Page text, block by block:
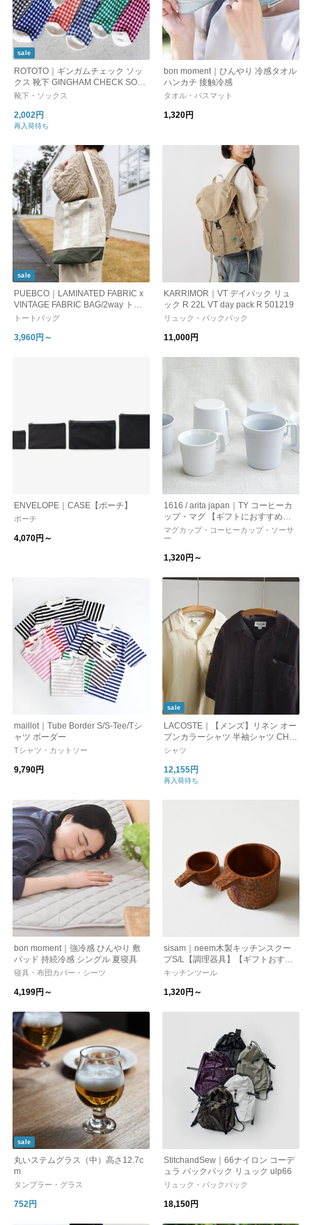
sale
ROTOTO｜ギンガムチェック ソッ
クス 靴下 GINGHAM CHECK SOC
KS ギフト プレゼント R1506-SS25
靴下・ソックス
2,002円
再入荷待ち
bon moment｜ひんやり 冷感タオル
ハンカチ 接触冷感
タオル・バスマット
1,320円
sale
PUEBCO｜LAMINATED FABRIC x
VINTAGE FABRIC BAG/2way トー
トバッグ ショルダーバッグ
トートバッグ
3,960円～
KARRIMOR｜VT デイパック リュ
ック R 22L VT day pack R 501219
リュック・バックパック
11,000円
ENVELOPE｜CASE【ポーチ】
ポーチ
4,070円～
1616 / arita japan｜TY コーヒーカ
ップ・マグ 【ギフトにおすすめ】
【父の日】【コーヒー】
マグカップ・コーヒーカップ・ソーサ
ー
1,320円～
maillot｜Tube Border S/S-Tee/Tシ
ャツ ボーダー
Tシャツ・カットソー
9,790円
sale
LACOSTE｜【メンズ】リネン オー
プンカラーシャツ 半袖シャツ CH2
339-99 ラコステ 父の日
シャツ
12,155円
再入荷待ち
bon moment｜強冷感 ひんやり 敷
パッド 持続冷感 シングル 夏寝具
寝具・布団カバー・シーツ
4,199円～
sisam｜neem木製キッチンスクー
プS/L【調理器具】【ギフトおすす
め】【キッチン用品】
キッチンツール
1,320円～
sale
丸いステムグラス（中）高さ12.7c
m
タンブラー・グラス
752円
StitchandSew｜66ナイロン コーデ
ュラ バックパック リュック ulp66
リュック・バックパック
18,150円